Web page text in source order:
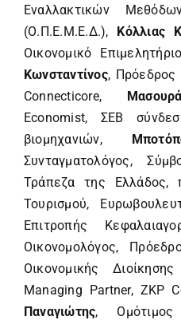
Εναλλακτικών
(Ο.Π.Ε.Μ.Ε.Δ.), Κόλλιας
Οικονομικό
Κωνσταντίνος, Πρόεδρος
Connecticore,
Economist, ΣΕΒ
βιομηχανιών,
Συνταγματολόγος,
Τράπεζα της Ελλάδος,
Τουρισμού,
Επιτροπής
Οικονομολόγος,
Οικονομικής
Managing Partner, ZKP
Παναγιώτης, Ομότιμος